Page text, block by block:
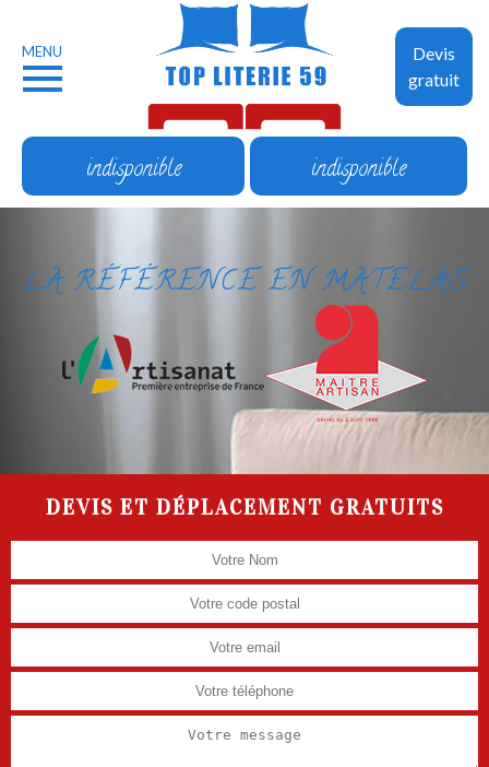
Devis
gratuit
MENU
indisponible indisponible
LA RÉFÉRENCE EN MATELAS
DEVIS ET DÉPLACEMENT GRATUITS